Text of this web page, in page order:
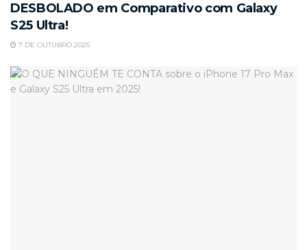
DESBOLADO em Comparativo com Galaxy
S25 Ultra!
7 DE OUTUBRO 2025